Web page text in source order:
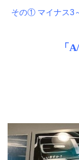
その① マイナス3
「